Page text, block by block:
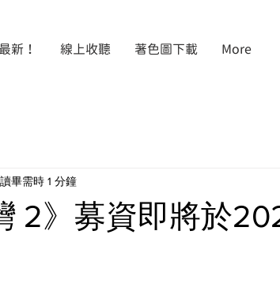
新！ 線上收聽 著色圖下載 More
2》募資即將於
讀畢需時 1 分鐘